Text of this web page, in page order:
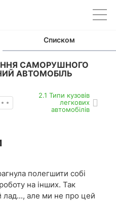
Списком
САМОРУШНОГО
АВТОМОБІЛЬ
2.1 Типи кузовів
легкових
автомобілів
полегшити собі
на інших. Так
лад..., але ми не про цей